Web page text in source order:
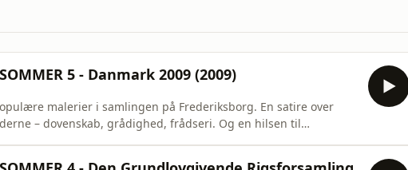
5 - Danmark 2009 (2009)
malerier i samlingen på Frederiksborg. En satire over
– dovenskab, grådighed, frådseri. Og en hilsen til